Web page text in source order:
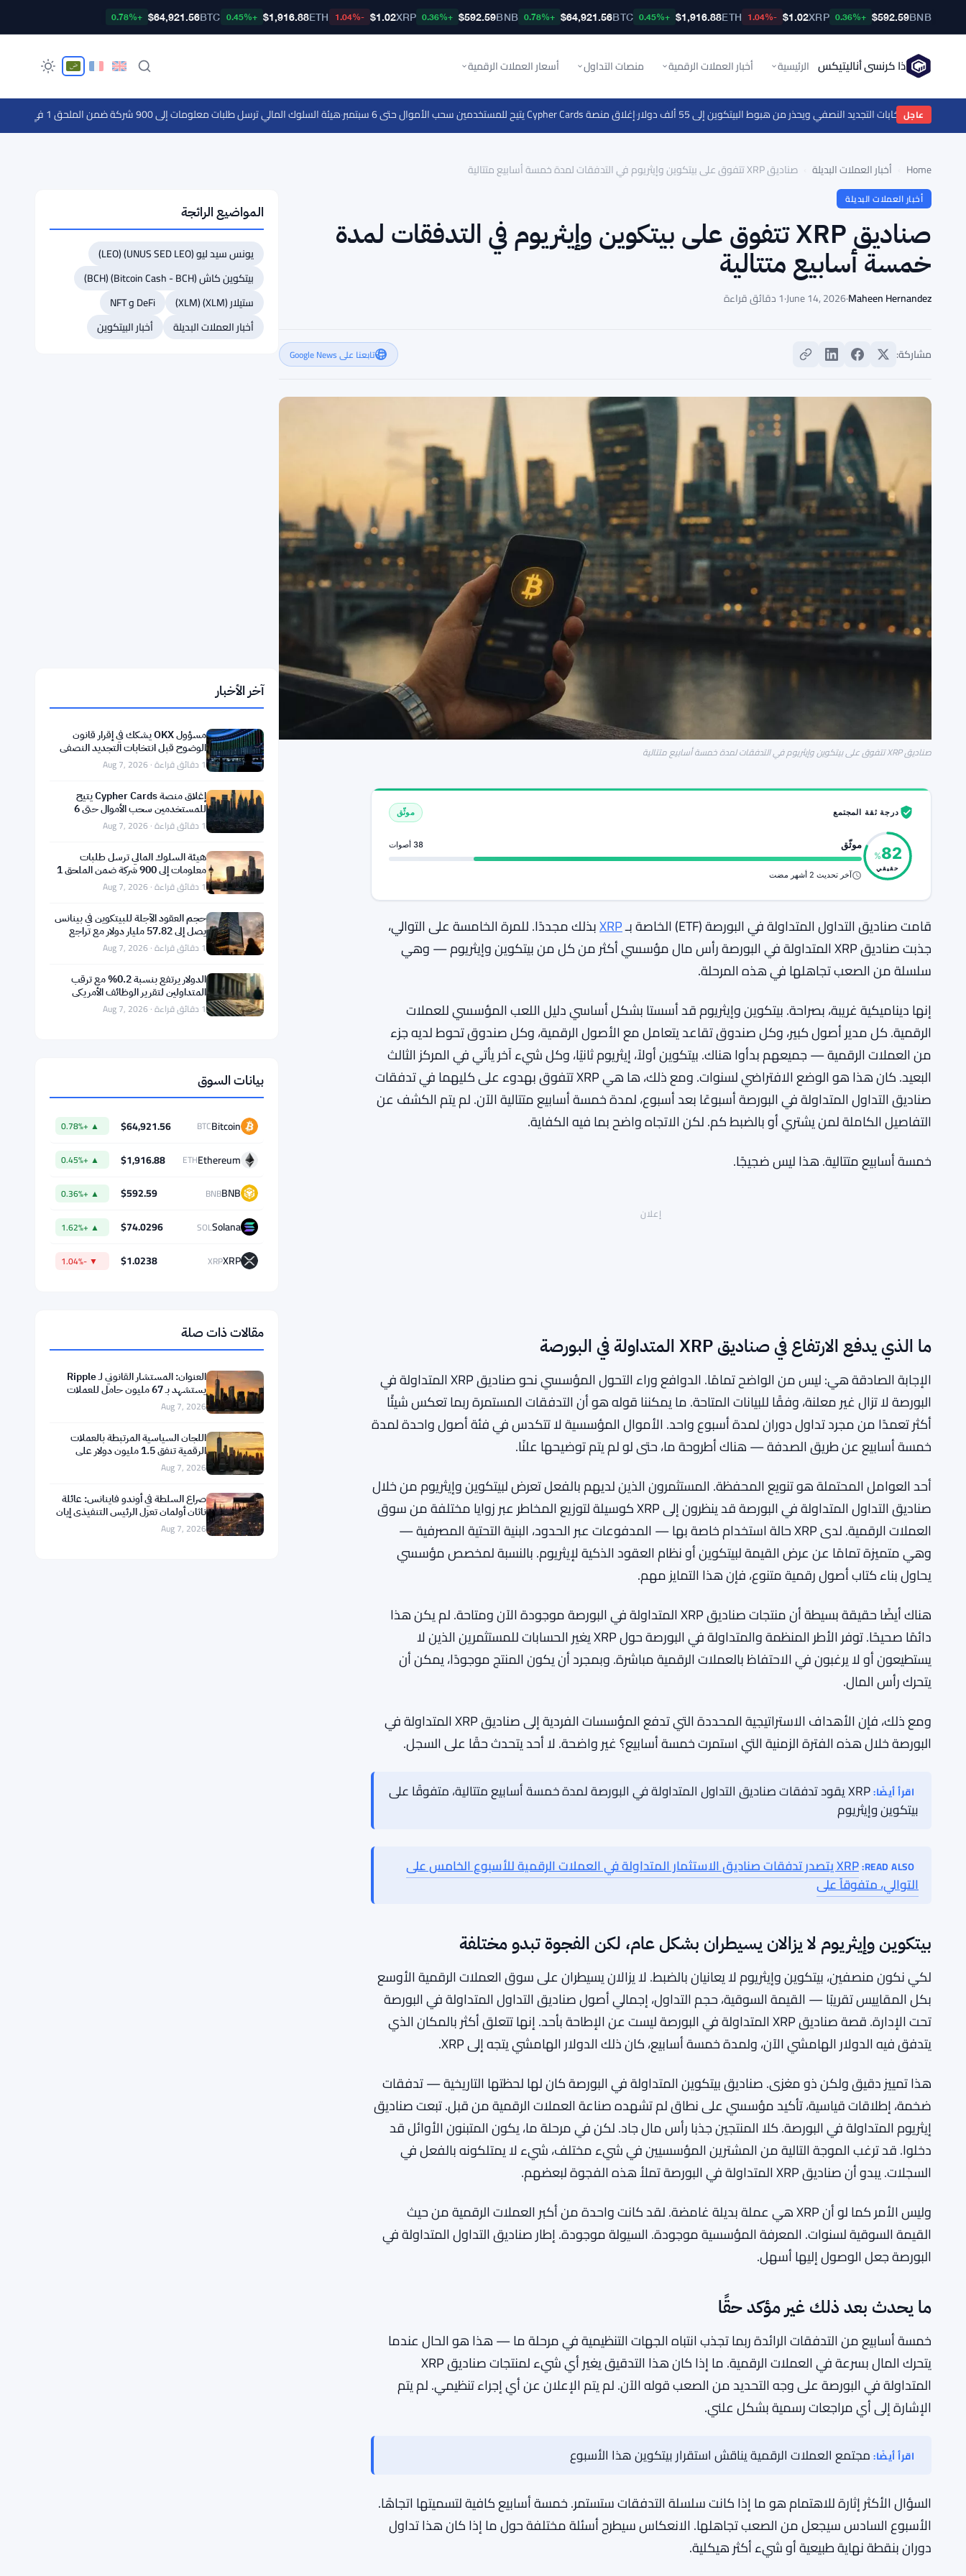
BNB
$592.59
+0.36%
XRP
$1.02
-1.04%
ETH
$1,916.88
+0.45%
BTC
$64,921.56
+0.78%
BNB
$592.59
+0.36%
XRP
$1.02
-1.04%
ETH
$1,916.88
+0.45%
BTC
$64,921.56
+0.78%
ذا كرنسي أناليتيكس الرئيسية أخبار العملات الرقمية منصات التداول أسعار العملات الرقمية
عاجل ·إغلاق منصة Cypher Cards يتيح للمستخدمين سحب الأموال حتى 6 سبتمبر ·هيئة السلوك المالي ترسل طلبات معلومات إلى 900 شركة ضمن الملحق 1 في حملة لمكافحة غسل الأموال
Home أخبار العملات البديلة صناديق XRP تتفوق على بيتكوين وإيثريوم في التدفقات لمدة خمسة أسابيع متتالية
أخبار العملات البديلة
صناديق XRP تتفوق على بيتكوين وإيثريوم في التدفقات لمدة
خمسة أسابيع متتالية
Maheen Hernandez
·
June 14, 2026
·1 دقائق قراءة
مشاركة: تابعنا على Google News
صناديق XRP تتفوق على بيتكوين وإيثريوم في التدفقات لمدة خمسة أسابيع متتالية
درجة ثقة المجتمع موثّق
82
%
حقيقي
موثّق 38 أصوات
آخر تحديث 2 أشهر مضت
قامت صناديق التداول المتداولة في البورصة (ETF) الخاصة بـ XRPبذلك مجددًا. للمرة الخامسة على التوالي،
جذبت صناديق XRP المتداولة في البورصة رأس مال مؤسسي أكثر من كل من بيتكوين وإيثريوم — وهي
سلسلة من الصعب تجاهلها في هذه المرحلة.
إنها ديناميكية غريبة، بصراحة. بيتكوين وإيثريوم قد أسستا بشكل أساسي دليل اللعب المؤسسي للعملات
الرقمية. كل مدير أصول كبير، وكل صندوق تقاعد يتعامل مع الأصول الرقمية، وكل صندوق تحوط لديه جزء
من العملات الرقمية — جميعهم بدأوا هناك. بيتكوين أولاً، إيثريوم ثانيًا، وكل شيء آخر يأتي في المركز الثالث
البعيد. كان هذا هو الوضع الافتراضي لسنوات. ومع ذلك، ها هي XRP تتفوق بهدوء على كليهما في تدفقات
صناديق التداول المتداولة في البورصة أسبوعًا بعد أسبوع، لمدة خمسة أسابيع متتالية الآن. لم يتم الكشف عن
التفاصيل الكاملة لمن يشتري أو بالضبط كم. لكن الاتجاه واضح بما فيه الكفاية.
خمسة أسابيع متتالية. هذا ليس ضجيجًا.
إعلان
ما الذي يدفع الارتفاع في صناديق XRP المتداولة في البورصة
الإجابة الصادقة هي: ليس من الواضح تمامًا. الدوافع وراء التحول المؤسسي نحو صناديق XRP المتداولة في
البورصة لا تزال غير معلنة، وفقًا للبيانات المتاحة. ما يمكننا قوله هو أن التدفقات المستمرة ربما تعكس شيئًا
أكثر تعمدًا من مجرد تداول دوران لمدة أسبوع واحد. الأموال المؤسسية لا تتكدس في فئة أصول واحدة لمدة
أحد العوامل المحتملة هو تنويع المحفظة. المستثمرون الذين لديهم بالفعل تعرض لبيتكوين وإيثريوم من خلال
صناديق التداول المتداولة في البورصة قد ينظرون إلى XRP كوسيلة لتوزيع المخاطر عبر زوايا مختلفة من سوق
يحاول بناء كتاب أصول رقمية متنوع، فإن هذا التمايز مهم.
دائمًا صحيحًا. توفر الأطر المنظمة والمتداولة في البورصة حول XRP يغير الحسابات للمستثمرين الذين لا
يستطيعون أو لا يرغبون في الاحتفاظ بالعملات الرقمية مباشرة. وبمجرد أن يكون المنتج موجودًا، يمكن أن
ومع ذلك، فإن الأهداف الاستراتيجية المحددة التي تدفع المؤسسات الفردية إلى صناديق XRP المتداولة في
البورصة خلال هذه الفترة الزمنية التي استمرت خمسة أسابيع؟ غير واضحة. لا أحد يتحدث حقًا على السجل.
اقرأ أيضًا:
XRP يقود تدفقات صناديق التداول المتداولة في البورصة لمدة خمسة أسابيع متتالية، متفوقًا على
بيتكوين وإيثريوم
READ ALSO:
XRP يتصدر تدفقات صناديق الاستثمار المتداولة في العملات الرقمية للأسبوع الخامس على
التوالي، متفوقاً على
بيتكوين وإيثريوم لا يزالان يسيطران بشكل عام، لكن الفجوة تبدو مختلفة
لكي نكون منصفين، بيتكوين وإيثريوم لا يعانيان بالضبط. لا يزالان يسيطران على سوق العملات الرقمية الأوسع
بكل المقاييس تقريبًا — القيمة السوقية، حجم التداول، إجمالي أصول صناديق التداول المتداولة في البورصة
تحت الإدارة. قصة صناديق XRP المتداولة في البورصة ليست عن الإطاحة بأحد. إنها تتعلق أكثر بالمكان الذي
هذا تمييز دقيق ولكن ذو مغزى. صناديق بيتكوين المتداولة في البورصة كان لها لحظتها التاريخية — تدفقات
ضخمة، إطلاقات قياسية، تأكيد مؤسسي على نطاق لم تشهده صناعة العملات الرقمية من قبل. تبعت صناديق
دخلوا. قد ترغب الموجة التالية من المشترين المؤسسيين في شيء مختلف، شيء لا يمتلكونه بالفعل في
السجلات. يبدو أن صناديق XRP المتداولة في البورصة تملأ هذه الفجوة لبعضهم.
وليس الأمر كما لو أن XRP هي عملة بديلة غامضة. لقد كانت واحدة من أكبر العملات الرقمية من حيث
القيمة السوقية لسنوات. المعرفة المؤسسية موجودة. السيولة موجودة. إطار صناديق التداول المتداولة في
البورصة جعل الوصول إليها أسهل.
ما يحدث بعد ذلك غير مؤكد حقًا
خمسة أسابيع من التدفقات الرائدة ربما تجذب انتباه الجهات التنظيمية في مرحلة ما — هذا هو الحال عندما
يتحرك المال بسرعة في العملات الرقمية. ما إذا كان هذا التدقيق يغير أي شيء لمنتجات صناديق XRP
المتداولة في البورصة على وجه التحديد من الصعب قوله الآن. لم يتم الإعلان عن أي إجراء تنظيمي. لم يتم
الإشارة إلى أي مراجعات رسمية بشكل علني.
المواضيع الرائجة
يونس سيد ليو (UNUS SED LEO) (LEO)
بيتكوين كاش (Bitcoin Cash - BCH) (BCH)
ستيلار (XLM) (XLM)
DeFi و NFT
أخبار العملات البديلة
أخبار البيتكوين
مسؤول OKX يشكك في إقرار قانون
ويحذر من هبوط البيتكوين إلى 55 ألف
دولار
1 دقائق قراءة · Aug 7, 2026
سبتمبر
1 دقائق قراءة · Aug 7, 2026
هيئة السلوك المالي ترسل طلبات
التداول الفوري بثمانية أضعاف
1 دقائق قراءة · Aug 7, 2026
الدولار يرتفع بنسبة 0.2% مع ترقب
1 دقائق قراءة · Aug 7, 2026
بيانات السوق
BNB
BNB
$592.59
▲ +0.36%
Solana
SOL
$74.0296
▲ +1.62%
XRP
XRP